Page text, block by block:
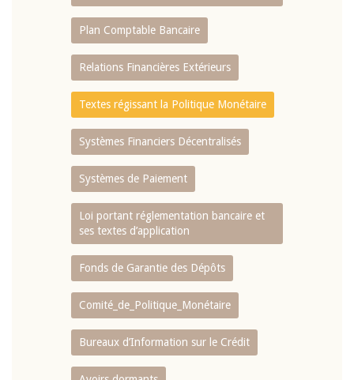
Plan Comptable Bancaire
Relations Financières Extérieurs
Textes régissant la Politique Monétaire
Systèmes Financiers Décentralisés
Systèmes de Paiement
Loi portant réglementation bancaire et
ses textes d’application
Fonds de Garantie des Dépôts
Comité_de_Politique_Monétaire
Bureaux d’Information sur le Crédit